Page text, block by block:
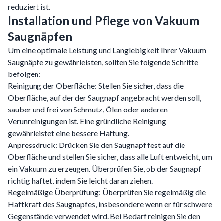
reduziert ist.
Installation und Pflege von Vakuum
Saugnäpfen
Um eine optimale Leistung und Langlebigkeit Ihrer Vakuum
Saugnäpfe zu gewährleisten, sollten Sie folgende Schritte
befolgen:
Reinigung der Oberfläche: Stellen Sie sicher, dass die
Oberfläche, auf der der Saugnapf angebracht werden soll,
sauber und frei von Schmutz, Ölen oder anderen
Verunreinigungen ist. Eine gründliche Reinigung
gewährleistet eine bessere Haftung.
Anpressdruck: Drücken Sie den Saugnapf fest auf die
Oberfläche und stellen Sie sicher, dass alle Luft entweicht, um
ein Vakuum zu erzeugen. Überprüfen Sie, ob der Saugnapf
richtig haftet, indem Sie leicht daran ziehen.
Regelmäßige Überprüfung: Überprüfen Sie regelmäßig die
Haftkraft des Saugnapfes, insbesondere wenn er für schwere
Gegenstände verwendet wird. Bei Bedarf reinigen Sie den